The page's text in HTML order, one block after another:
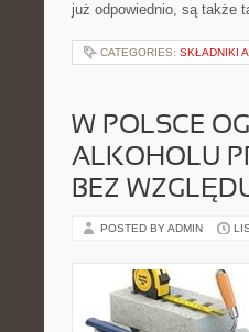
już odpowiednio, są także
CATEGORIES: SKŁADNIKI
W POLSCE
ALKOHOLU
BEZ
POSTED BY ADMIN